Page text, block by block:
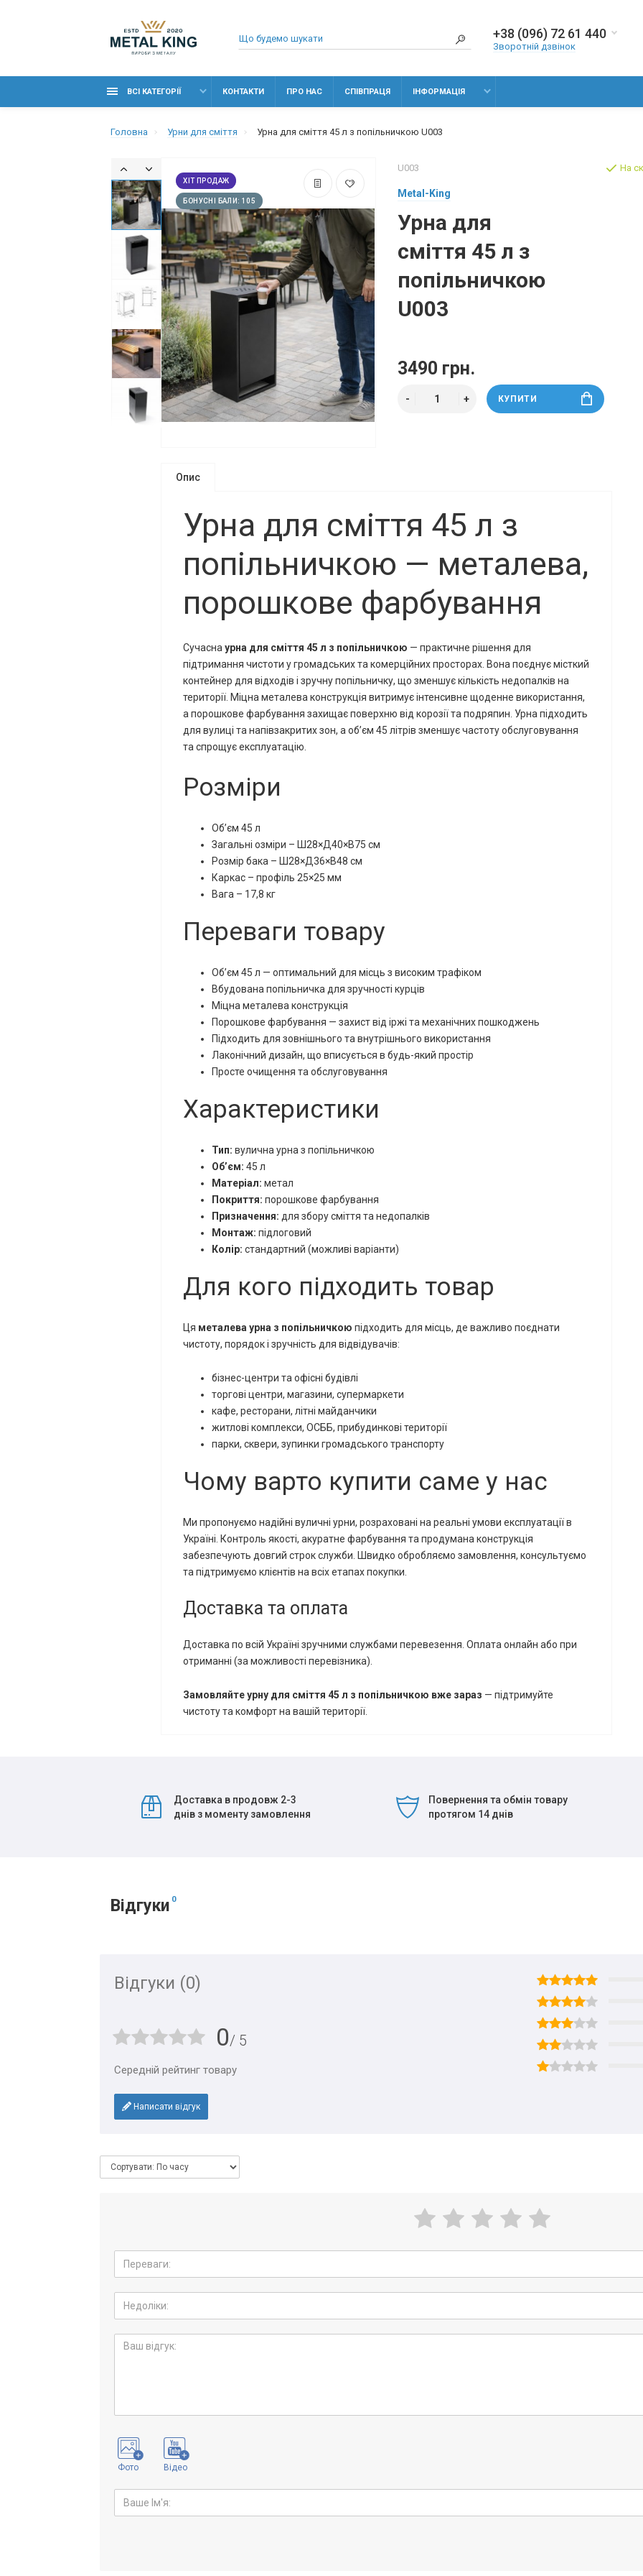
+38 (096) 72 61 440
Зворотній дзвінок
ВСІ КАТЕГОРІЇ КОНТАКТИ ПРО НАС СПІВПРАЦЯ ІНФОРМАЦІЯ
Головна Урни для сміття Урна для сміття 45 л з попільничкою U003
ХІТ ПРОДАЖ
БОНУСНІ БАЛИ: 105
U003
Metal-King
Урна для
сміття 45 л з
попільничкою
U003
На
3490 грн.
КУПИТИ
Опис
Урна для сміття 45 л з
попільничкою — металева,
порошкове фарбування
Сучаснаурна для сміття 45 л з попільничкою — практичне рішення для
підтримання чистоти у громадських та комерційних просторах. Вона поєднує місткий
контейнер для відходів і зручну попільничку, що зменшує кількість недопалків на
території. Міцна металева конструкція витримує інтенсивне щоденне використання,
а порошкове фарбування захищає поверхню від корозії та подряпин. Урна підходить
для вулиці та напівзакритих зон, а об’єм 45 літрів зменшує частоту обслуговування
та спрощує експлуатацію.
Розміри
Об’єм 45 л
Загальні озміри – Ш28×Д40×В75 см
Розмір бака – Ш28×Д36×В48 см
Каркас – профіль 25×25 мм
Вага – 17,8 кг
Переваги товару
Об’єм 45 л — оптимальний для місць з високим трафіком
Вбудована попільничка для зручності курців
Міцна металева конструкція
Порошкове фарбування — захист від іржі та механічних пошкоджень
Підходить для зовнішнього та внутрішнього використання
Лаконічний дизайн, що вписується в будь-який простір
Просте очищення та обслуговування
Характеристики
Тип: вулична урна з попільничкою
Об’єм: 45 л
Матеріал: метал
Покриття: порошкове фарбування
Призначення: для збору сміття та недопалків
Монтаж: підлоговий
Колір: стандартний (можливі варіанти)
Для кого підходить товар
Ця металева урна з попільничкою підходить для місць, де важливо поєднати
чистоту, порядок і зручність для відвідувачів:
бізнес-центри та офісні будівлі
торгові центри, магазини, супермаркети
кафе, ресторани, літні майданчики
житлові комплекси, ОСББ, прибудинкові території
парки, сквери, зупинки громадського транспорту
Чому варто купити саме у нас
Ми пропонуємо надійні вуличні урни, розраховані на реальні умови експлуатації в
Україні. Контроль якості, акуратне фарбування та продумана конструкція
забезпечують довгий строк служби. Швидко обробляємо замовлення, консультуємо
та підтримуємо клієнтів на всіх етапах покупки.
Доставка та оплата
Доставка по всій Україні зручними службами перевезення. Оплата онлайн або при
отриманні (за можливості перевізника).
Замовляйте урну для сміття 45 л з попільничкою вже зараз — підтримуйте
чистоту та комфорт на вашій території.
Доставка в продовж 2-3
днів з моменту замовлення
Повернення та обмін товару
протягом 14 днів
Відгуки 0
Відгуки (0)
0/ 5
Середній рейтинг товару
Написати відгук
Фото Відео